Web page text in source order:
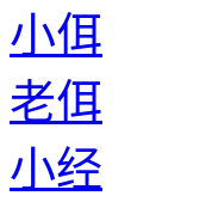
小佴
老佴
小经